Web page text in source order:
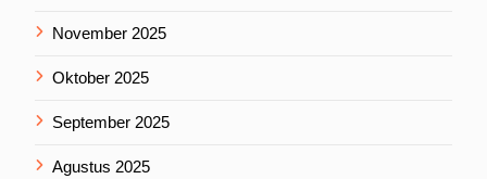
November 2025
Oktober 2025
September 2025
Agustus 2025